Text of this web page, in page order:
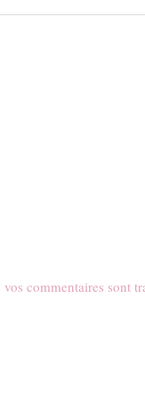
commentaires sont